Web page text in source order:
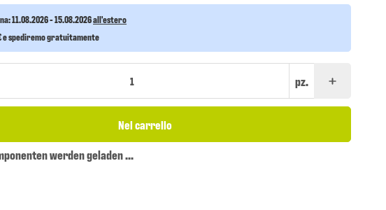
11.08.2026 - 15.08.2026all'estero
e spediremo gratuitamente
pz.
Nel carrello
werden geladen ...